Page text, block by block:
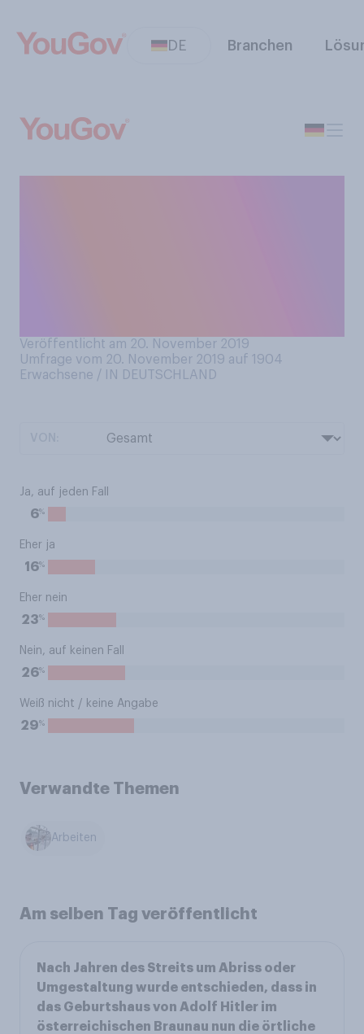
DE Branchen
Veröffentlicht am 20. November 2019
Umfrage vom 20. November 2019 auf 1904
Erwachsene / IN DEUTSCHLAND
Ja, auf jeden Fall
6%
Eher ja
16%
Eher nein
23%
Nein, auf keinen Fall
26%
Weiß nicht / keine Angabe
29%
Verwandte Themen
Arbeiten
Am selben Tag veröffentlicht
Nach Jahren des Streits um Abriss oder
Umgestaltung wurde entschieden, dass in
das Geburtshaus von Adolf Hitler im
österreichischen Braunau nun die örtliche